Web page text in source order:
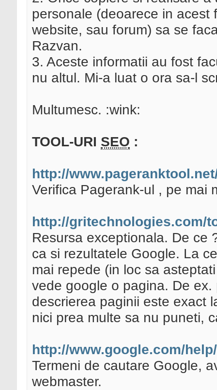
personale (deoarece in acest
website, sau forum) sa se
Razvan.
3. Aceste informatii au fost
nu altul. Mi-a luat o ora sa-l
Multumesc. :wink:
TOOL-URI SEO :
http://
Verifica Pagerank-ul , pe mai
http://gritechnologies.com/
Resursa exceptionala. De ce
ca si rezultatele Google. La
mai repede (in loc sa
vede google o pagina. De
descrierea paginii este exact
nici prea multe sa nu puneti,
http://www.google.com/
Termeni de cautare Google,
webmaster.